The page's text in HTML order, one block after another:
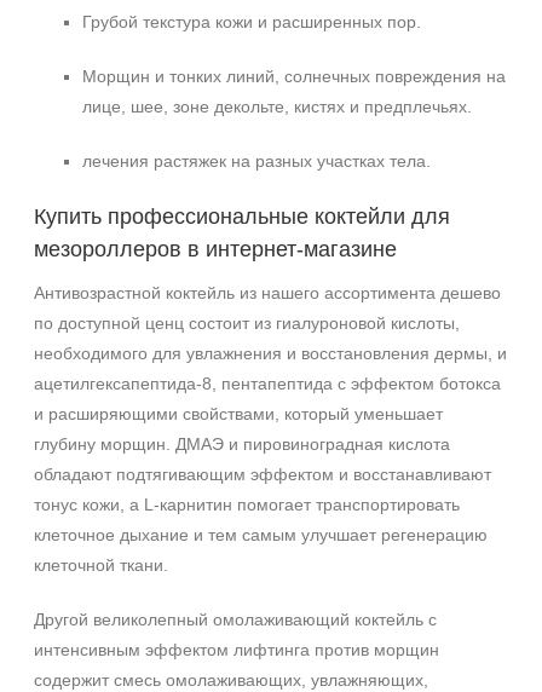
Грубой текстура кожи и расширенных пор.
Морщин и тонких линий, солнечных повреждения на
лице, шее, зоне декольте, кистях и предплечьях.
лечения растяжек на разных участках тела.
Купить профессиональные коктейли для
мезороллеров в интернет-магазине
Антивозрастной коктейль из нашего ассортимента дешево
по доступной ценц состоит из гиалуроновой кислоты,
необходимого для увлажнения и восстановления дермы, и
ацетилгексапептида-8, пентапептида с эффектом ботокса
и расширяющими свойствами, который уменьшает
глубину морщин. ДМАЭ и пировиноградная кислота
обладают подтягивающим эффектом и восстанавливают
тонус кожи, а L-карнитин помогает транспортировать
клеточное дыхание и тем самым улучшает регенерацию
клеточной ткани.
Другой великолепный омолаживающий коктейль с
интенсивным эффектом лифтинга против морщин
содержит смесь омолаживающих, увлажняющих,